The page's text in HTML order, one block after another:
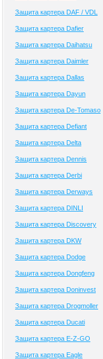
Защита картера DAF / VDL
Защита картера Dafier
Защита картера Daihatsu
Защита картера Daimler
Защита картера Dallas
Защита картера Dayun
Защита картера De-Tomaso
Защита картера Defiant
Защита картера Delta
Защита картера Dennis
Защита картера Derbi
Защита картера Derways
Защита картера DINLI
Защита картера Discovery
Защита картера DKW
Защита картера Dodge
Защита картера Dongfeng
Защита картера Doninvest
Защита картера Drogmoller
Защита картера Ducati
Защита картера E-Z-GO
Защита картера Eagle